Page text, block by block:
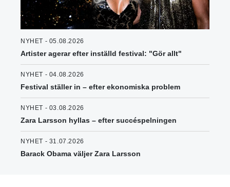
NYHET - 05.08.2026
Artister agerar efter inställd festival: "Gör allt"
NYHET - 04.08.2026
Festival ställer in – efter ekonomiska problem
NYHET - 03.08.2026
Zara Larsson hyllas – efter succéspelningen
NYHET - 31.07.2026
Barack Obama väljer Zara Larsson